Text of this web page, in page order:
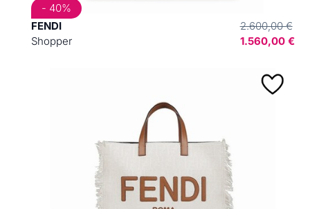
FENDI
Shopper
2.600,00 €
1.560,00 €
- 40%